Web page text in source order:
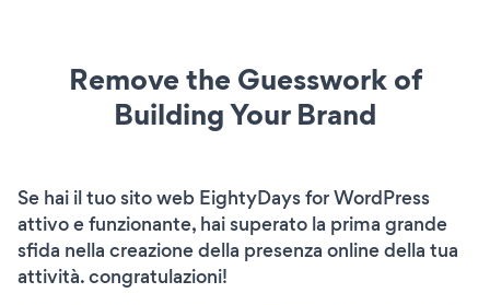
Remove the Guesswork of
Building Your Brand
Se hai il tuo sito web EightyDays for WordPress
attivo e funzionante, hai superato la prima grande
sfida nella creazione della presenza online della tua
attività. congratulazioni!